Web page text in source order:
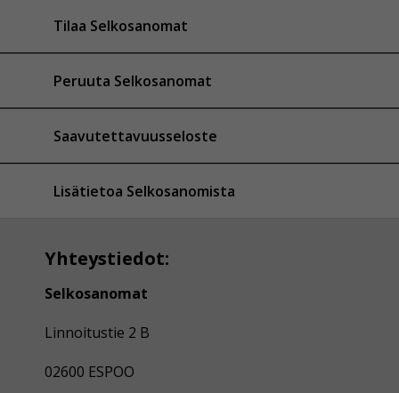
Tilaa Selkosanomat
Peruuta Selkosanomat
Saavutettavuusseloste
Lisätietoa Selkosanomista
Yhteystiedot:
Selkosanomat
Linnoitustie 2 B
02600 ESPOO